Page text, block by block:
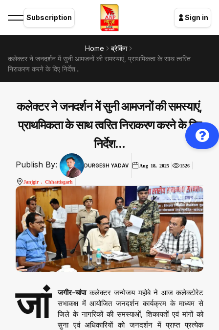
Subscription Sign in
Home
ब्रेकिंग
कलेक्टर ने जनदर्शन में सुनी आमजनों की समस्याएं, प्राथमिकता के साथ त्वरित
निराकरण करने के दिए निर्देश...
कलेक्टर ने जनदर्शन में सुनी आमजनों की समस्याएं,
प्राथमिकता के साथ त्वरित निराकरण करने के दिए
निर्देश...
Publish By: DURGESH YADAV Aug 18, 2025 1526
Janjgir , Chhattisgarh
जां जगीर-चांपाकलेक्टर जन्मेजय महोबे ने आज कलेक्टोरेट
सभाकक्ष में आयोजित जनदर्शन कार्यक्रम के माध्यम से
जिले के नागरिकों की समस्याओं, शिकायतों एवं मांगों को
सुना एवं अधिकारियों को जनदर्शन में प्राप्त प्रत्येक